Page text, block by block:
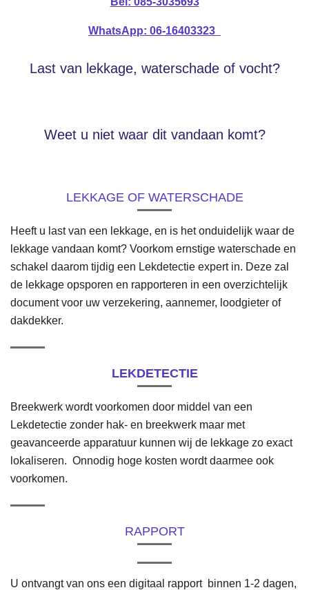
WhatsApp: 06-16403323
Last van lekkage, waterschade of vocht?
Weet u niet waar dit vandaan komt?
LEKKAGE OF WATERSCHADE
Heeft u last van een lekkage, en is het onduidelijk waar de
lekkage vandaan komt? Voorkom ernstige waterschade en
schakel daarom tijdig een Lekdetectie expert in. Deze zal
de lekkage opsporen en rapporteren in een overzichtelijk
document voor uw verzekering, aannemer, loodgieter of
dakdekker.
LEKDETECTIE
Breekwerk wordt voorkomen door middel van een
Lekdetectie zonder hak- en breekwerk maar met
geavanceerde apparatuur kunnen wij de lekkage zo exact
lokaliseren. Onnodig hoge kosten wordt daarmee ook
voorkomen.
RAPPORT
U ontvangt van ons een digitaal rapport binnen 1-2 dagen,